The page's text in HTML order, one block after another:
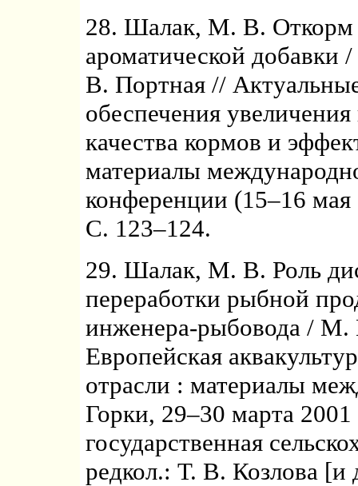
28. Шалак, М. В. Откорм
ароматической
В. Портная //
обеспечения
качества кормов и
материалы
конференции (15–16
С. 123–124.
29. Шалак, М. В. Роль
переработки рыбной
инженера-рыбовода /
Европейская
отрасли : материалы
Горки, 29–30 марта 2001
государственная
редкол.: Т. В. Козлова